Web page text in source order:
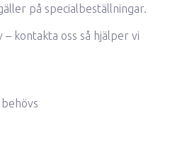
på specialbeställningar.
– kontakta oss så hjälper vi